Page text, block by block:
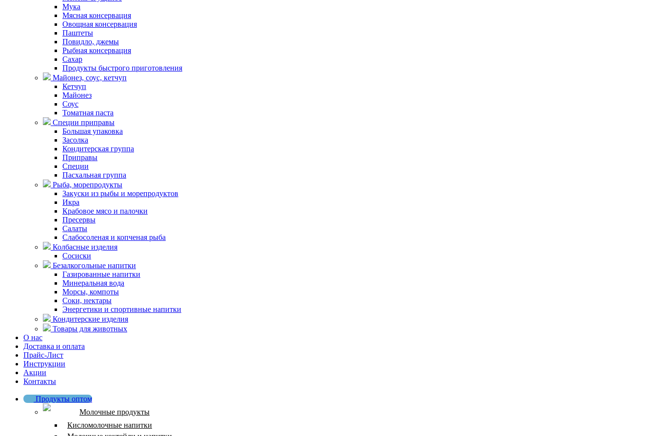
Мука
Мясная консервация
Овощная консервация
Паштеты
Повидло, джемы
Рыбная консервация
Сахар
Продукты быстрого приготовления
Майонез, соус, кетчуп
Кетчуп
Майонез
Соус
Томатная паста
Специи приправы
Большая упаковка
Засолка
Кондитерская группа
Приправы
Специи
Пасхальная группа
Рыба, морепродукты
Закуски из рыбы и морепродуктов
Икра
Крабовое мясо и палочки
Пресервы
Салаты
Слабосоленая и копченая рыба
Колбасные изделия
Сосиски
Безалкогольные напитки
Газированные напитки
Минеральная вода
Морсы, компоты
Соки, нектары
Энергетики и спортивные напитки
Кондитерские изделия
Товары для животных
О нас
Доставка и оплата
Прайс-Лист
Инструкции
Акции
Контакты
Продукты оптом
Молочные продукты
Кисломолочные напитки